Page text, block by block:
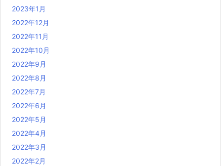
2023年1月
2022年12月
2022年11月
2022年10月
2022年9月
2022年8月
2022年7月
2022年6月
2022年5月
2022年4月
2022年3月
2022年2月